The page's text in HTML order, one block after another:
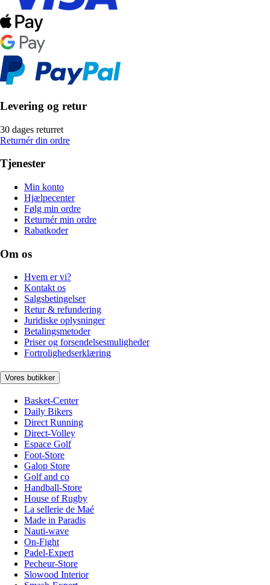
Levering og retur
30 dages returret
Returnér din ordre
Tjenester
Min konto
Hjælpecenter
Følg min ordre
Returnér min ordre
Rabatkoder
Om os
Hvem er vi?
Kontakt os
Salgsbetingelser
Retur & refundering
Juridiske oplysninger
Betalingsmetoder
Priser og forsendelsesmuligheder
Fortrolighedserklæring
Vores butikker
Basket-Center
Daily Bikers
Direct Running
Direct-Volley
Espace Golf
Foot-Store
Galop Store
Golf and co
Handball-Store
House of Rugby
La sellerie de Maé
Made in Paradis
Nauti-wave
On-Fight
Padel-Expert
Pecheur-Store
Slowood Interior